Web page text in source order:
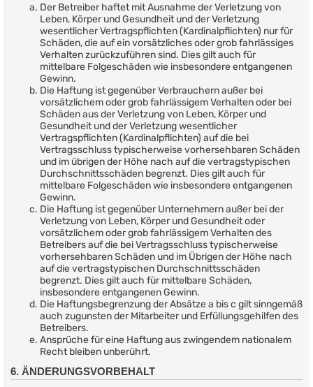
Der Betreiber haftet mit Ausnahme der Verletzung von
Leben, Körper und Gesundheit und der Verletzung
wesentlicher Vertragspflichten (Kardinalpflichten) nur für
Schäden, die auf ein vorsätzliches oder grob fahrlässiges
Verhalten zurückzuführen sind. Dies gilt auch für
mittelbare Folgeschäden wie insbesondere entgangenen
Gewinn.
Die Haftung ist gegenüber Verbrauchern außer bei
vorsätzlichem oder grob fahrlässigem Verhalten oder bei
Schäden aus der Verletzung von Leben, Körper und
Gesundheit und der Verletzung wesentlicher
Vertragspflichten (Kardinalpflichten) auf die bei
Vertragsschluss typischerweise vorhersehbaren Schäden
und im übrigen der Höhe nach auf die vertragstypischen
Durchschnittsschäden begrenzt. Dies gilt auch für
mittelbare Folgeschäden wie insbesondere entgangenen
Gewinn.
Die Haftung ist gegenüber Unternehmern außer bei der
Verletzung von Leben, Körper und Gesundheit oder
vorsätzlichem oder grob fahrlässigem Verhalten des
Betreibers auf die bei Vertragsschluss typischerweise
vorhersehbaren Schäden und im Übrigen der Höhe nach
auf die vertragstypischen Durchschnittsschäden
begrenzt. Dies gilt auch für mittelbare Schäden,
insbesondere entgangenen Gewinn.
Die Haftungsbegrenzung der Absätze a bis c gilt sinngemäß
auch zugunsten der Mitarbeiter und Erfüllungsgehilfen des
Betreibers.
Ansprüche für eine Haftung aus zwingendem nationalem
Recht bleiben unberührt.
6. ÄNDERUNGSVORBEHALT